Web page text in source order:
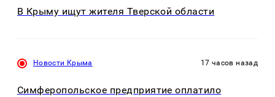
В Крыму ищут жителя Тверской области
Новости Крыма 17 часов назад
Симферопольское предприятие оплатило